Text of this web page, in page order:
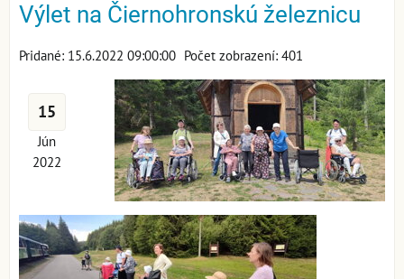
Výlet na Čiernohronskú železnicu
Pridané: 15.6.2022 09:00:00 Počet zobrazení: 401
15
Jún
2022